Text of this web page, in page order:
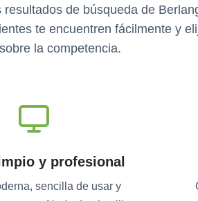
de búsqueda de
te encuentren fácilmente y
la competencia.
y profesional
sencilla de usar y